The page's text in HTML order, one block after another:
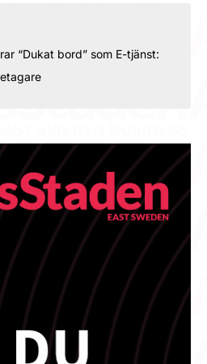
“Dukat bord” som E-tjänst: